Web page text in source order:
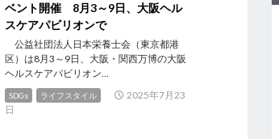
ベント開催 8月3～9日、大阪ヘル
スケアパビリオンで
公益社団法人日本栄養士会（東京都港
区）は8月3～9日、大阪・関西万博の大阪
ヘルスケアパビリオン...
SDGs ライフスタイル
2025年7月23
日